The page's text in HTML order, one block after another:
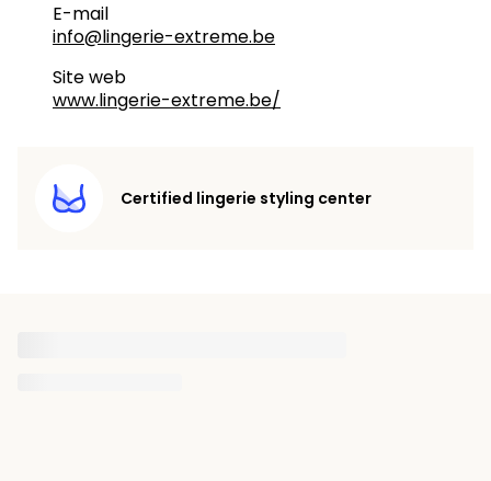
E-mail
info@lingerie-extreme.be
Site web
www.lingerie-extreme.be/
Certified lingerie styling center